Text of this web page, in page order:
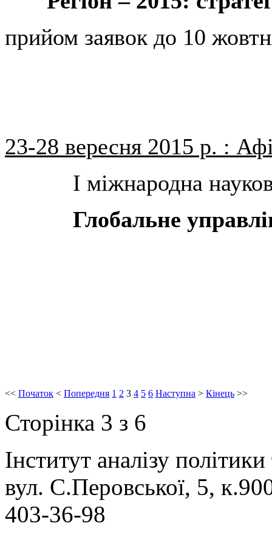
прийом заявок до 10
23-28 вересня 2015 р. :
І міжнародна
Глобальне
<< Початок < Попередня 1 2 3 4 5 6 Наступна > Кінець >>
Сторінка 3 з 6
Інститут аналізу
вул. С.Перовської, 5,
403-36-98